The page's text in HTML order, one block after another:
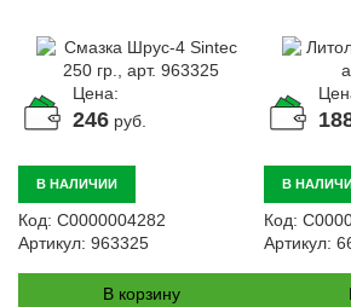
Цена:
246 руб.
В НАЛИЧИИ
Код: С0000004282
Артикул: 963325
В корзину
В
Код:
Артикул: